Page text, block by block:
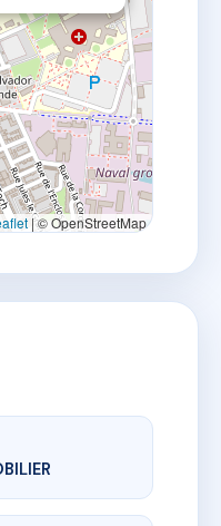
|© OpenStreetMap